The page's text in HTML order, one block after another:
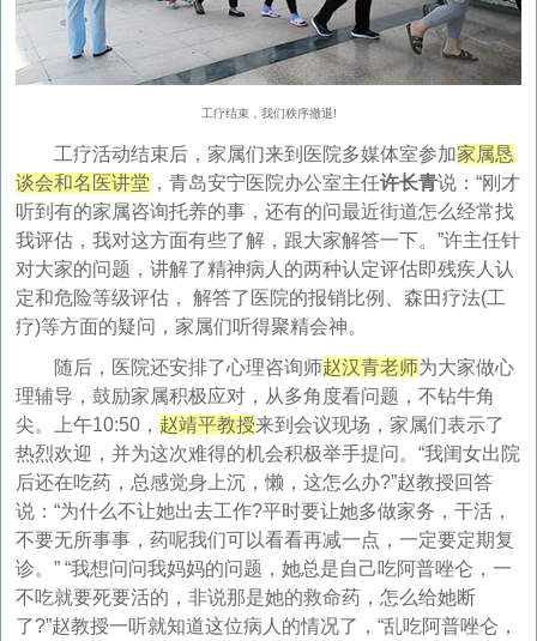
工疗结束，我们秩序撤退!
工疗活动结束后，家属们来到医院多媒体室参加家属恳
谈会和名医讲堂 ，青岛安宁医院办公室主任许长青说：“刚才
听到有的家属咨询托养的事，还有的问最近街道怎么经常找
我评估，我对这方面有些了解，跟大家解答一下。”许主任针
对大家的问题，讲解了精神病人的两种认定评估即残疾人认
定和危险等级评估， 解答了医院的报销比例、森田疗法(工
疗)等方面的疑问，家属们听得聚精会神。
随后，医院还安排了心理咨询师赵汉青老师为大家做心
理辅导，鼓励家属积极应对，从多角度看问题，不钻牛角
尖。上午10:50， 赵靖平教授来到会议现场，家属们表示了
热烈欢迎，并为这次难得的机会积极举手提问。“我闺女出院
后还在吃药，总感觉身上沉，懒，这怎么办?”赵教授回答
说：“为什么不让她出去工作?平时要让她多做家务，干活，
不要无所事事，药呢我们可以看看再减一点，一定要定期复
诊。” “我想问问我妈妈的问题，她总是自己吃阿普唑仑，一
不吃就要死要活的，非说那是她的救命药，怎么给她断
了?”赵教授一听就知道这位病人的情况了，“乱吃阿普唑仑，